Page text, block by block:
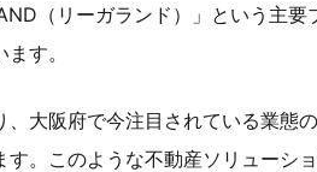
（リーガランド）」という主
す。
大阪府で今注目されている業態
す。このような不動産ソリューシ